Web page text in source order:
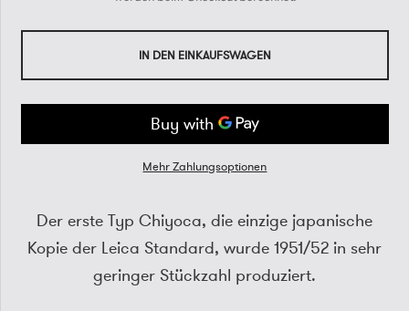
IN DEN EINKAUFSWAGEN
Mehr Zahlungsoptionen
Der erste Typ Chiyoca, die einzige japanische
Kopie der Leica Standard, wurde 1951/52 in sehr
geringer Stückzahl produziert.